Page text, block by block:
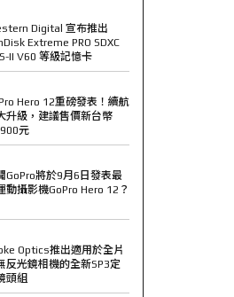
Digital 宣布推出
Extreme PRO SDXC
II V60 等級記憶卡
Hero 12重磅發表！續航
升級，建議售價新台幣
元
GoPro將於9月6日發表最
動攝影機GoPro Hero 12？
Optics推出適用於全片
反光鏡相機的全新SP3定
頭組